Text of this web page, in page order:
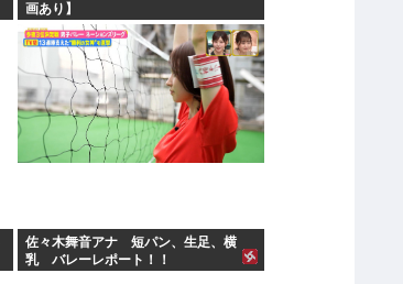
画あり】
佐々木舞音アナ 短パン、生足、横
乳 バレーレポート！！